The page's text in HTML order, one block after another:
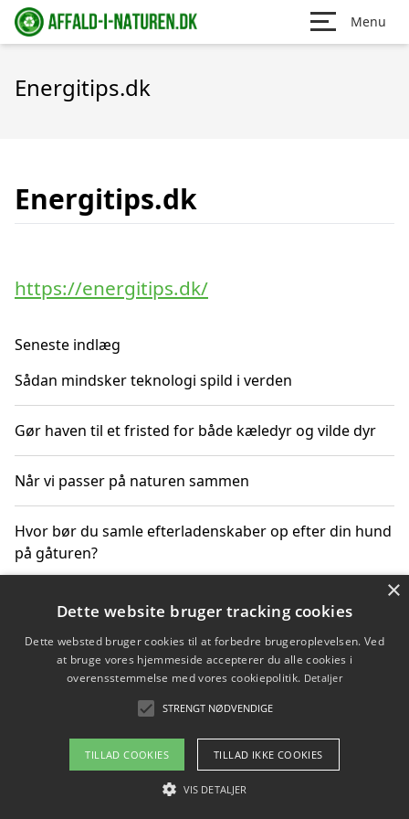
Menu
Energitips.dk
Energitips.dk
https://energitips.dk/
Seneste indlæg
Sådan mindsker teknologi spild i verden
Gør haven til et fristed for både kæledyr og vilde dyr
Når vi passer på naturen sammen
Hvor bør du samle efterladenskaber op efter din hund
på gåturen?
Sådan rydder du effektivt op efter et stort event
Copyright 2026 - Pilanto Aps
Om / kontakt
Blog Betingelser
×
Dette website bruger tracking cookies
Dette websted bruger cookies til at forbedre brugeroplevelsen. Ved
at bruge vores hjemmeside accepterer du alle cookies i
overensstemmelse med vores cookiepolitik. Detaljer
STRENGT NØDVENDIGE
TILLAD COOKIES TILLAD IKKE COOKIES
VIS DETALJER